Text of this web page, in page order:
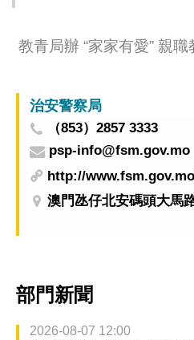
教青局辦 “家家有愛” 親
治安警察局
（853）2857 3333
psp-info@fsm.gov.mo
http://
澳門氹仔北安碼頭大馬
部門新聞
2026-08-07 12:00